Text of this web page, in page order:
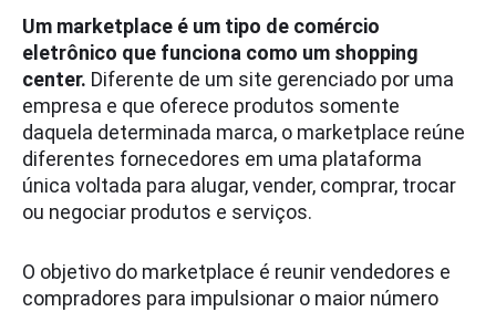
Um marketplace é um tipo de comércio
eletrônico que funciona como um shopping
center. Diferente de um site gerenciado por uma
empresa e que oferece produtos somente
daquela determinada marca, o marketplace reúne
diferentes fornecedores em uma plataforma
única voltada para alugar, vender, comprar, trocar
ou negociar produtos e serviços.
O objetivo do marketplace é reunir vendedores e
compradores para impulsionar o maior número